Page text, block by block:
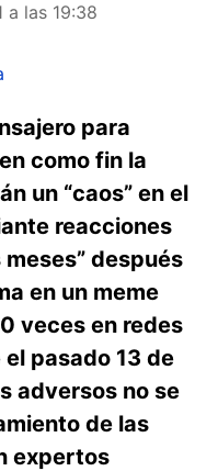
a las 19:38
para
como fin la
un “caos” en el
reacciones
después
en un meme
veces en redes
pasado 13 de
adversos no se
de las
expertos